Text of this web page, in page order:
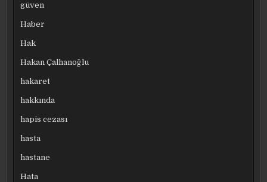
güven
Haber
Hak
Hakan Çalhanoğlu
hakaret
hakkında
hapis cezası
hasta
hastane
Hata